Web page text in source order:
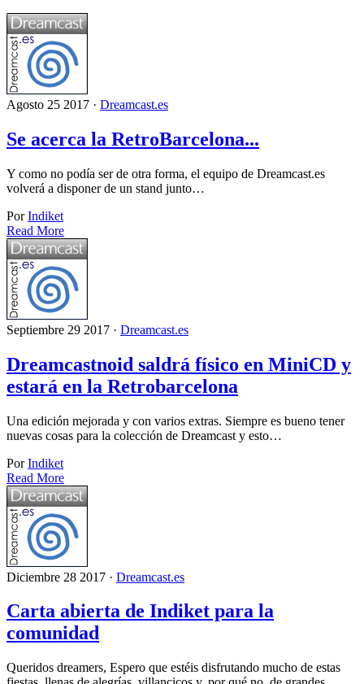
Agosto 25 2017 · Dreamcast.es
Se acerca la RetroBarcelona...
Y como no podía ser de otra forma, el equipo de Dreamcast.es
volverá a disponer de un stand junto…
PorIndiket
Read More
Septiembre 29 2017 · Dreamcast.es
Dreamcastnoid saldrá físico en MiniCD y
estará en la Retrobarcelona
Una edición mejorada y con varios extras. Siempre es bueno tener
nuevas cosas para la colección de Dreamcast y esto…
PorIndiket
Read More
Diciembre 28 2017 · Dreamcast.es
Carta abierta de Indiket para la
comunidad
Queridos dreamers, Espero que estéis disfrutando mucho de estas